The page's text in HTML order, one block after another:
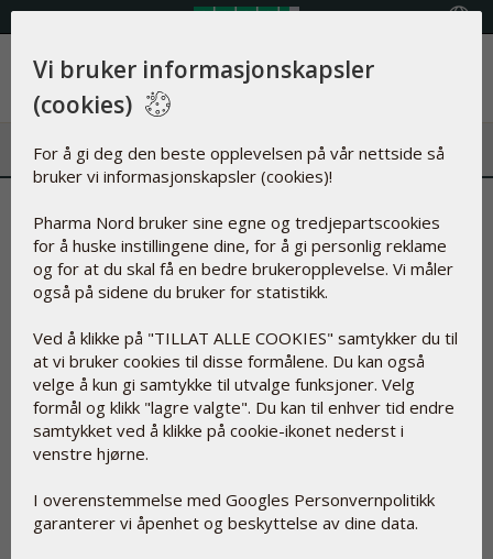
For lite av dette stoffet kan
forklare søvnproblemet ditt
Hvis du er eldre og opplever at det er vanskelig å falle i
søvn, eller du våkner flere ganger om natten, finnes det
en naturlig forklaring, og det finnes også en naturlig
løsning på problemet. Det kan du lese om her..
Vi bruker informasjonskapsler
(cookies)
For å gi deg den beste opplevelsen på vår nettside så
bruker vi informasjonskapsler (cookies)!
Pharma Nord bruker sine egne og tredjepartscookies
for å huske instillingene dine, for å gi personlig reklame
og for at du skal få en bedre brukeropplevelse. Vi måler
også på sidene du bruker for statistikk.
Ved å klikke på "TILLAT ALLE COOKIES" samtykker du til
at vi bruker cookies til disse formålene. Du kan også
velge å kun gi samtykke til utvalge funksjoner. Velg
formål og klikk "lagre valgte". Du kan til enhver tid endre
samtykket ved å klikke på cookie-ikonet nederst i
venstre hjørne.
I overenstemmelse med Googles Personvernpolitikk
garanterer vi åpenhet og beskyttelse av dine data.